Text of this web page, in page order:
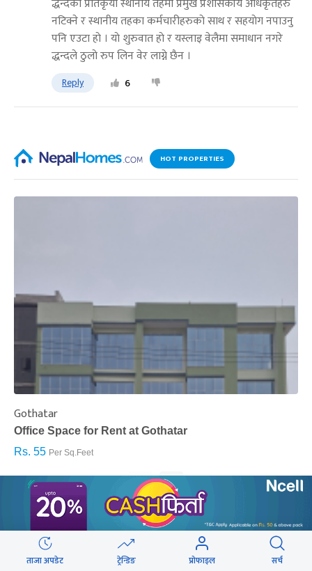
नटिक्ने र स्थानीय तहका कर्मचारीहरुकाे साथ र सहयाेग नपाउनु
पनि एउटा हाे । याे शुरुवात हाे र यस्लाइ वेलैमा समाधान नगरे
द्धन्दले ठुलाे रुप लिन वेर लाग्ने छैन ।
Reply 6
HOT PROPERTIES
Gothatar
Office Space for Rent at Gothatar
Rs. 55 Per Sq.Feet
‹ ›
ताजा अपडेट ट्रेन्डिङ प्रोफाइल सर्च